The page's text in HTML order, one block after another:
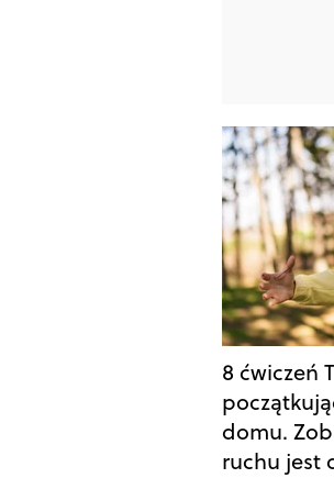
8 ćwiczeń
domu.
ruchu jest